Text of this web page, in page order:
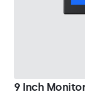
9 Inch